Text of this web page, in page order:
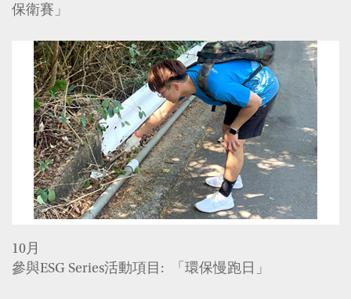
保衛賽」
10月
參與ESG Series活動項目: 「環保慢跑日」